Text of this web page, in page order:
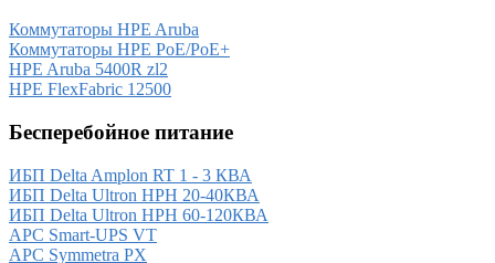
Коммутаторы HPE Aruba
Коммутаторы HPE PoE/PoE+
HPE Aruba 5400R zl2
HPE FlexFabric 12500
Бесперебойное питание
ИБП Delta Amplon RT 1 - 3 КВА
ИБП Delta Ultron HPH 20-40КВА
ИБП Delta Ultron HPH 60-120КВА
APC Smart-UPS VT
APC Symmetra PX